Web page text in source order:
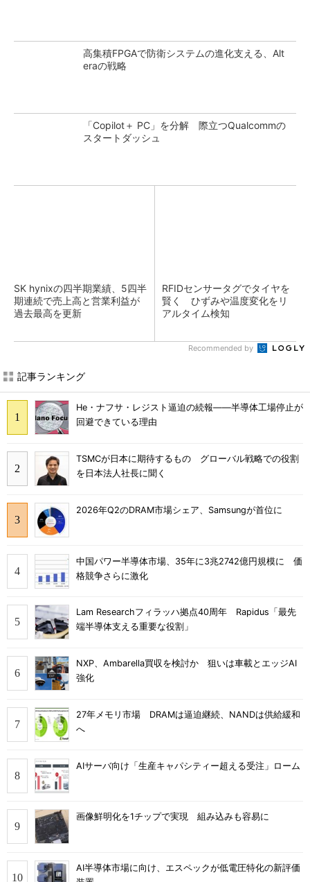
高集積FPGAで防衛システムの進化支える、Alt
eraの戦略
「Copilot＋ PC」を分解 際立つQualcommの
スタートダッシュ
SK hynixの四半期業績、5四半
期連続で売上高と営業利益が
過去最高を更新
RFIDセンサータグでタイヤを
賢く ひずみや温度変化をリ
アルタイム検知
Recommended by
記事ランキング
He・ナフサ・レジスト逼迫の続報――半導体工場停止が
回避できている理由
TSMCが日本に期待するもの グローバル戦略での役割
を日本法人社長に聞く
2026年Q2のDRAM市場シェア、Samsungが首位に
中国パワー半導体市場、35年に3兆2742億円規模に 価
格競争さらに激化
Lam Researchフィラッハ拠点40周年 Rapidus「最先
端半導体支える重要な役割」
NXP、Ambarella買収を検討か 狙いは車載とエッジAI
強化
27年メモリ市場 DRAMは逼迫継続、NANDは供給緩和
へ
AIサーバ向け「生産キャパシティー超える受注」ローム
画像鮮明化を1チップで実現 組み込みも容易に
AI半導体市場に向け、エスペックが低電圧特化の新評価